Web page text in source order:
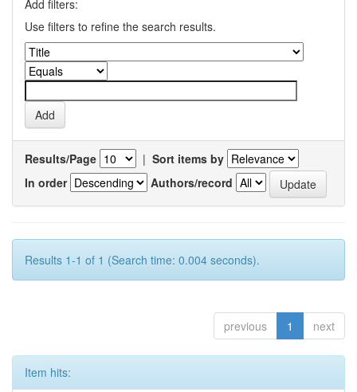
Add filters:
Use filters to refine the search results.
Results/Page | Sort items by
In order
Authors/record
Results 1-1 of 1 (Search time: 0.004 seconds).
previous 1 next
Item hits: